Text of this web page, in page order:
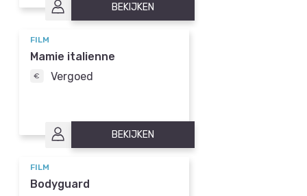
BEKIJKEN
FILM
Mamie italienne
Vergoed
BEKIJKEN
FILM
Bodyguard